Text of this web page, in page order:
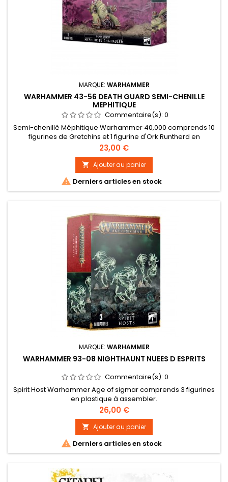
MARQUE: WARHAMMER
WARHAMMER 43-56 DEATH GUARD SEMI-CHENILLE
MEPHITIQUE
Commentaire(s): 0
Semi-chenillé Méphitique Warhammer 40,000 comprends 10
figurines de Gretchins et 1 figurine d'Ork Runtherd en
plastique à assembler.
Prix
23,00 €
 Ajouter au panier
 Derniers articles en stock
MARQUE: WARHAMMER
WARHAMMER 93-08 NIGHTHAUNT NUEES D ESPRITS
Commentaire(s): 0
Spirit Host Warhammer Age of sigmar comprends 3 figurines
en plastique à assembler.
Prix
26,00 €
 Ajouter au panier
 Derniers articles en stock